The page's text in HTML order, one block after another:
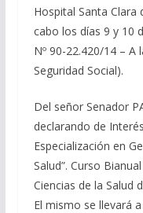
Hospital Santa Clara
cabo los días 9 y 10
Nº 90-22.420/14 – A
Seguridad Social).
Del señor Senador
declarando de
Especialización en
Salud”. Curso
Ciencias de la Salud
El mismo se llevará